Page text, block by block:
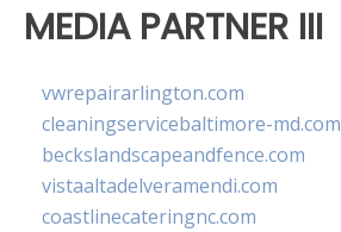
MEDIA PARTNER III
vwrepairarlington.com
cleaningservicebaltimore-md.com
beckslandscapeandfence.com
vistaaltadelveramendi.com
coastlinecateringnc.com